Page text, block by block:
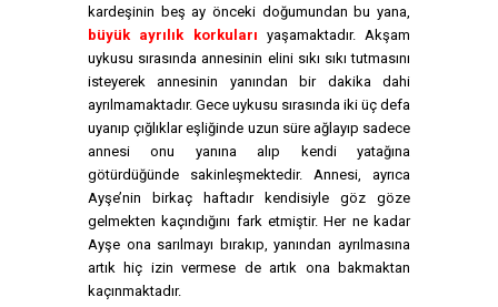
kardeşinin beş ay önceki doğumundan bu yana,
büyük ayrılık korkuları yaşamaktadır. Akşam
uykusu sırasında annesinin elini sıkı sıkı tutmasını
isteyerek annesinin yanından bir dakika dahi
ayrılmamaktadır. Gece uykusu sırasında iki üç defa
uyanıp çığlıklar eşliğinde uzun süre ağlayıp sadece
annesi onu yanına alıp kendi yatağına
götürdüğünde sakinleşmektedir. Annesi, ayrıca
Ayşe’nin birkaç haftadır kendisiyle göz göze
gelmekten kaçındığını fark etmiştir. Her ne kadar
Ayşe ona sarılmayı bırakıp, yanından ayrılmasına
artık hiç izin vermese de artık ona bakmaktan
kaçınmaktadır.